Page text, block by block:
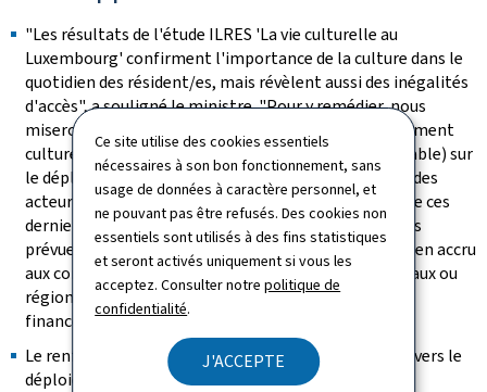
Ce site utilise des cookies essentiels
nécessaires à son bon fonctionnement, sans
usage de données à caractère personnel, et
ne pouvant pas être refusés. Des cookies non
essentiels sont utilisés à des fins statistiques
et seront activés uniquement si vous les
acceptez. Consulter notrepolitique de
confidentialité.
J'ACCEPTE
"Les résultats de l'étude ILRES 'La vie culturelle au
Luxembourg' confirment l'importance de la culture dans le
quotidien des résident/es, mais révèlent aussi des inégalités
d'accès", a souligné le ministre. "Pour y remédier, nous
miserons, à travers la priorité n° 3 du PAN (Aménagement
culturel territorial équilibré et offre culturelle équitable) sur
le déploiement de mesures incitatives à destination des
acteurs régionaux, et sur la coopération volontaire de ces
derniers pour les mettre en oeuvre." Parmi les actions
prévues, le ministre a notamment annoncé: Un soutien accru
aux communes pour l'élaboration de plans communaux ou
régionaux de développement culturel, dotés d'un
financement spécifique.
Le renforcement des collaborations régionales à travers le
déploiement de coordinateurs culturels régionaux.